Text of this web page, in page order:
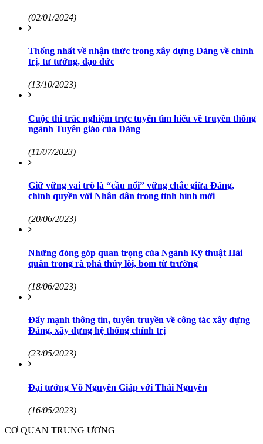
(02/01/2024)
Thống nhất về nhận thức trong xây dựng Đảng về chính
trị, tư tưởng, đạo đức
(13/10/2023)
Cuộc thi trắc nghiệm trực tuyến tìm hiểu về truyền thống
ngành Tuyên giáo của Đảng
(11/07/2023)
Giữ vững vai trò là “cầu nối” vững chắc giữa Đảng,
chính quyền với Nhân dân trong tình hình mới
(20/06/2023)
Những đóng góp quan trọng của Ngành Kỹ thuật Hải
quân trong rà phá thủy lôi, bom từ trường
(18/06/2023)
Đẩy mạnh thông tin, tuyên truyền về công tác xây dựng
Đảng, xây dựng hệ thống chính trị
(23/05/2023)
Đại tướng Võ Nguyên Giáp với Thái Nguyên
(16/05/2023)
CƠ QUAN TRUNG ƯƠNG